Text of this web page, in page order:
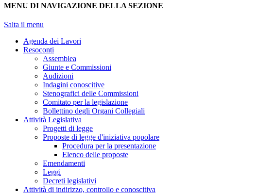
MENU DI NAVIGAZIONE DELLA SEZIONE
Salta il menu
Agenda dei Lavori
Resoconti
Assemblea
Giunte e Commissioni
Audizioni
Indagini conoscitive
Stenografici delle Commissioni
Comitato per la legislazione
Bollettino degli Organi Collegiali
Attività Legislativa
Progetti di legge
Proposte di legge d'iniziativa popolare
Procedura per la presentazione
Elenco delle proposte
Emendamenti
Leggi
Decreti legislativi
Attività di indirizzo, controllo e conoscitiva